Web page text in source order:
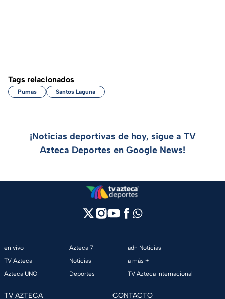
Tags relacionados
Pumas Santos Laguna
¡Noticias deportivas de hoy, sigue a TV
Azteca Deportes en Google News!
en vivo
TV Azteca
Azteca UNO
Azteca 7
Noticias
Deportes
adn Noticias
a más +
TV Azteca Internacional
TV AZTECA CONTACTO